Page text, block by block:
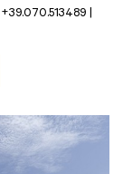
+39.070.513489 |